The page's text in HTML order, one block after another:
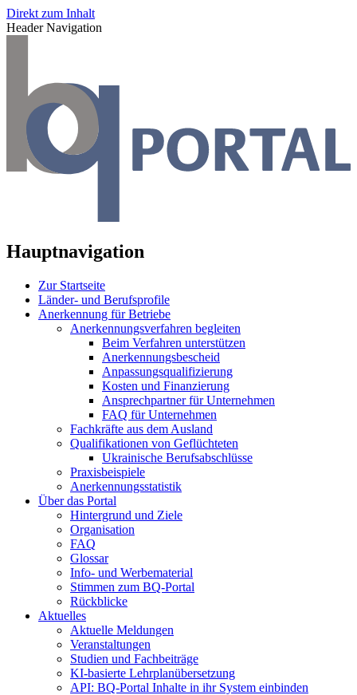
Direkt zum Inhalt
Header Navigation
Hauptnavigation
Zur Startseite
Länder- und Berufsprofile
Anerkennung für Betriebe
Anerkennungsverfahren begleiten
Beim Verfahren unterstützen
Anerkennungsbescheid
Anpassungsqualifizierung
Kosten und Finanzierung
Ansprechpartner für Unternehmen
FAQ für Unternehmen
Fachkräfte aus dem Ausland
Qualifikationen von Geflüchteten
Ukrainische Berufsabschlüsse
Praxisbeispiele
Anerkennungsstatistik
Über das Portal
Hintergrund und Ziele
Organisation
FAQ
Glossar
Info- und Werbematerial
Stimmen zum BQ-Portal
Rückblicke
Aktuelles
Aktuelle Meldungen
Veranstaltungen
Studien und Fachbeiträge
KI-basierte Lehrplanübersetzung
API: BQ-Portal Inhalte in ihr System einbinden